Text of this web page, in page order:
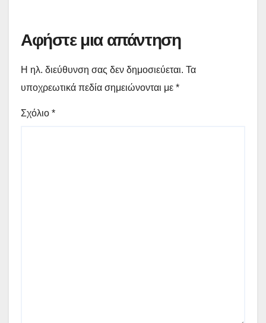
Αφήστε μια απάντηση
Η ηλ. διεύθυνση σας δεν δημοσιεύεται. Τα
υποχρεωτικά πεδία σημειώνονται με *
Σχόλιο *